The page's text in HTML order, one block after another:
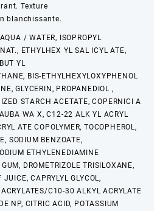
Texture
blanchissante.
/ WATER, ISOPROPYL
ETHYLHEX YL SAL ICYL ATE,
YL
BIS-ETHYLHEXYLOXYPHENOL
GLYCERIN, PROPANEDIOL ,
STARCH ACETATE, COPERNICI A
WA X, C12-22 ALK YL ACRYL
ATE COPOLYMER, TOCOPHEROL,
SODIUM BENZOATE,
ETHYLENEDIAMINE
DROMETRIZOLE TRISILOXANE,
CAPRYLYL GLYCOL,
ACRYLATES/C10-30 ALKYL ACRYLATE
NP, CITRIC ACID, POTASSIUM